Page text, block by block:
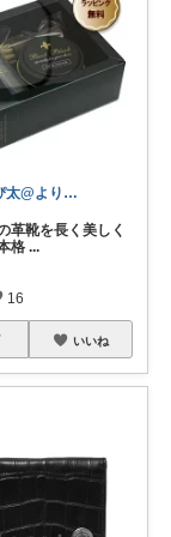
じゅぴ太@より良い暮らし
革靴を長く美しく
格 ...
16
いいね